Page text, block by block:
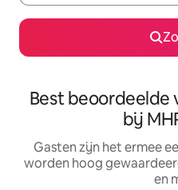
Best beoordeelde
bij
Gasten zijn het ermee
worden hoog
en